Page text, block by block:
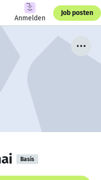
Anmelden
Job posten
Basis